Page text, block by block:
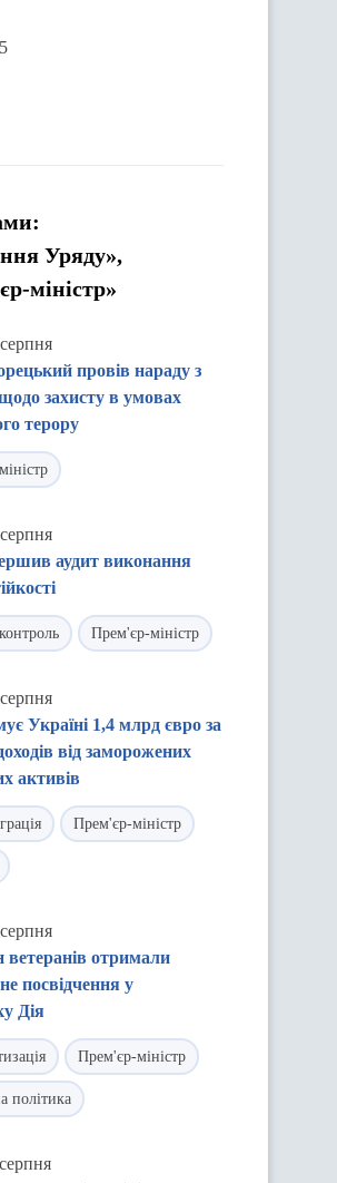
Уряду»,
міністр»
провів нараду з
захисту в умовах
терору
аудит виконання
Прем'єр-міністр
Україні 1,4 млрд євро за
від заморожених
активів
Прем'єр-міністр
ветеранів отримали
посвідчення у
Дія
Прем'єр-міністр
політика